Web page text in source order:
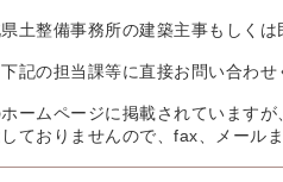
土整備事務所の建築主事もしく
記の担当課等に直接お問い合わせ
ームページに掲載されています
ておりませんので、fax、メール